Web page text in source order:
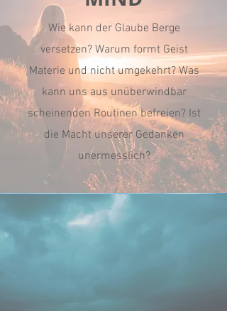
Wie kann der Glaube Berge
versetzen? Warum formt Geist
Materie und nicht umgekehrt? Was
kann uns aus unüberwindbar
scheinenden Routinen befreien? Ist
die Macht unserer Gedanken
unermesslich?